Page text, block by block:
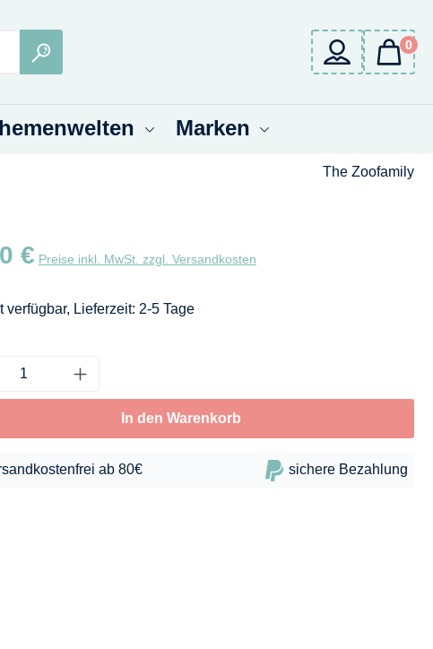
0
Marken
The Zoofamily
Preis:
€ Preise inkl. MwSt. zzgl. Versandkosten
verfügbar, Lieferzeit: 2-5 Tage
In den Warenkorb
ab 80€ sichere Bezahlung